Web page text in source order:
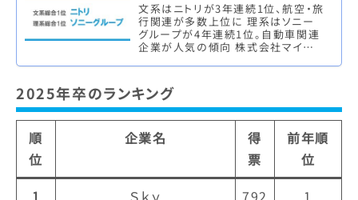
文系はニトリが3年連続1位、航空・旅
行関連が多数上位に 理系はソニー
グループが4年連続1位。自動車関連
企業が人気の傾向 株式会社マイナビ
2025年卒のランキング
順
位
企業名
得
票
前年順
位
1
Ｓｋｙ 792
1